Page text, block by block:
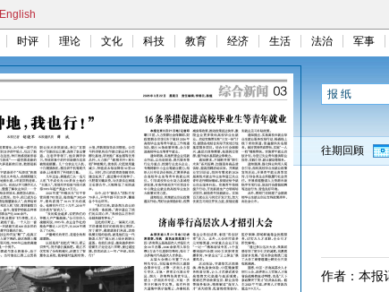
English
时评 理论 文化 科技 教育 经济 生活 法治 军事
报 纸
往期回顾
作者：本报